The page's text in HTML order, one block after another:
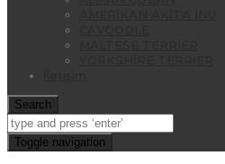
Search
Toggle navigation